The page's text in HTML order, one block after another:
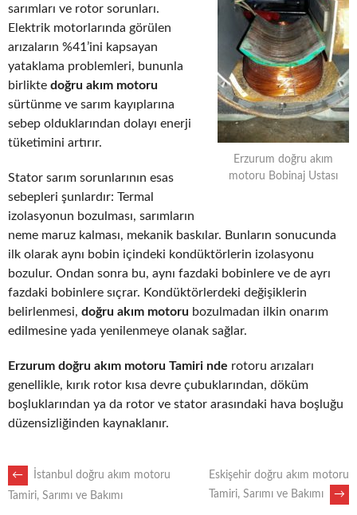
Erzurum doğru akım
motoru Bobinaj Ustası
sarımları ve rotor sorunları.
Elektrik motorlarında görülen
arızaların %41’ini kapsayan
yataklama problemleri, bununla
birlikte doğru akım motoru
sürtünme ve sarım kayıplarına
sebep olduklarından dolayı enerji
tüketimini artırır.
Stator sarım sorunlarının esas
sebepleri şunlardır: Termal
izolasyonun bozulması, sarımların
neme maruz kalması, mekanik baskılar. Bunların sonucunda
ilk olarak aynı bobin içindeki kondüktörlerin izolasyonu
bozulur. Ondan sonra bu, aynı fazdaki bobinlere ve de ayrı
fazdaki bobinlere sıçrar. Kondüktörlerdeki değişiklerin
belirlenmesi, doğru akım motoru bozulmadan ilkin onarım
edilmesine yada yenilenmeye olanak sağlar.
Erzurum doğru akım motoru Tamiri nde rotoru arızaları
genellikle, kırık rotor kısa devre çubuklarından, döküm
boşluklarından ya da rotor ve stator arasındaki hava boşluğu
düzensizliğinden kaynaklanır.
POST
←
İstanbul doğru akım motoru
Tamiri, Sarımı ve Bakımı
Eskişehir doğru akım motoru
Tamiri, Sarımı ve Bakımı
→